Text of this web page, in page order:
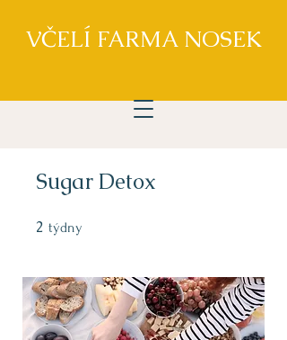
VČELÍ FARMA NOSEK
Sugar Detox
2 týdny